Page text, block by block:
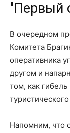
"Первый
В очередном
Комитета
оперативника
другом и
том, как
Напомним, что